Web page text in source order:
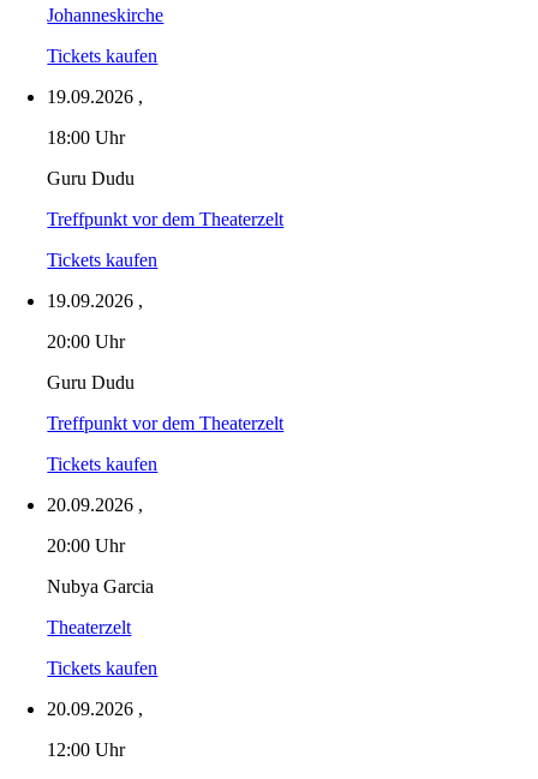
Johanneskirche
Tickets kaufen
19.09.2026 ,
18:00 Uhr
Guru Dudu
Treffpunkt vor dem Theaterzelt
Tickets kaufen
19.09.2026 ,
20:00 Uhr
Guru Dudu
Treffpunkt vor dem Theaterzelt
Tickets kaufen
20.09.2026 ,
20:00 Uhr
Nubya Garcia
Theaterzelt
Tickets kaufen
20.09.2026 ,
12:00 Uhr